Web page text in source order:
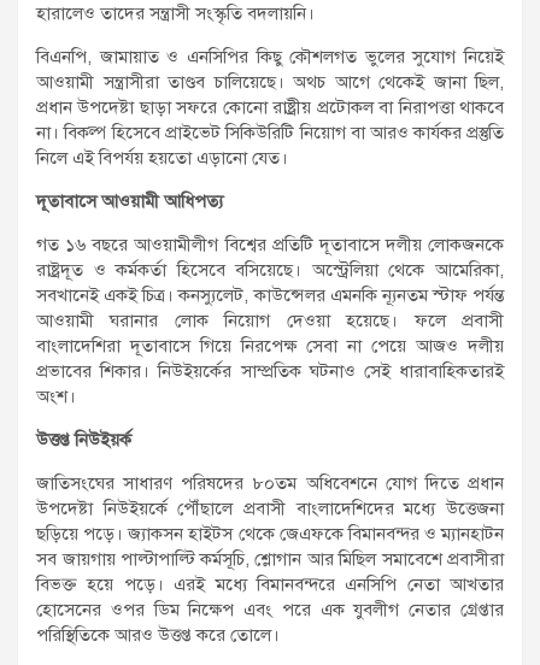
হারালেও তাদের সন্ত্রাসী সংস্কৃতি বদলায়নি।
বিএনপি, জামায়াত ও এনসিপির কিছু কৌশলগত ভুলের সুযোগ নিয়েই
আওয়ামী সন্ত্রাসীরা তাণ্ডব চালিয়েছে। অথচ আগে থেকেই জানা ছিল,
প্রধান উপদেষ্টা ছাড়া সফরে কোনো রাষ্ট্রীয় প্রটোকল বা নিরাপত্তা থাকবে
না। বিকল্প হিসেবে প্রাইভেট সিকিউরিটি নিয়োগ বা আরও কার্যকর প্রস্তুতি
নিলে এই বিপর্যয় হয়তো এড়ানো যেত।
দূতাবাসে আওয়ামী আধিপত্য
গত ১৬ বছরে আওয়ামীলীগ বিশ্বের প্রতিটি দূতাবাসে দলীয় লোকজনকে
রাষ্ট্রদূত ও কর্মকর্তা হিসেবে বসিয়েছে। অস্ট্রেলিয়া থেকে আমেরিকা,
সবখানেই একই চিত্র। কনস্যুলেট, কাউন্সেলর এমনকি ন্যূনতম স্টাফ পর্যন্ত
আওয়ামী ঘরানার লোক নিয়োগ দেওয়া হয়েছে। ফলে প্রবাসী
বাংলাদেশিরা দূতাবাসে গিয়ে নিরপেক্ষ সেবা না পেয়ে আজও দলীয়
প্রভাবের শিকার। নিউইয়র্কের সাম্প্রতিক ঘটনাও সেই ধারাবাহিকতারই
অংশ।
উত্তপ্ত নিউইয়র্ক
জাতিসংঘের সাধারণ পরিষদের ৮০তম অধিবেশনে যোগ দিতে প্রধান
উপদেষ্টা নিউইয়র্কে পৌঁছালে প্রবাসী বাংলাদেশিদের মধ্যে উত্তেজনা
ছড়িয়ে পড়ে। জ্যাকসন হাইটস থেকে জেএফকে বিমানবন্দর ও ম্যানহাটন
সব জায়গায় পাল্টাপাল্টি কর্মসূচি, শ্লোগান আর মিছিল সমাবেশে প্রবাসীরা
বিভক্ত হয়ে পড়ে। এরই মধ্যে বিমানবন্দরে এনসিপি নেতা আখতার
হোসেনের ওপর ডিম নিক্ষেপ এবং পরে এক যুবলীগ নেতার গ্রেপ্তার
পরিস্থিতিকে আরও উত্তপ্ত করে তোলে।